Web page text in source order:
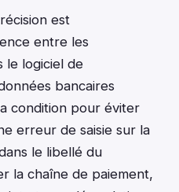
est
entre les
le logiciel de
bancaires
condition pour éviter
erreur de saisie sur la
le libellé du
la chaîne de paiement,